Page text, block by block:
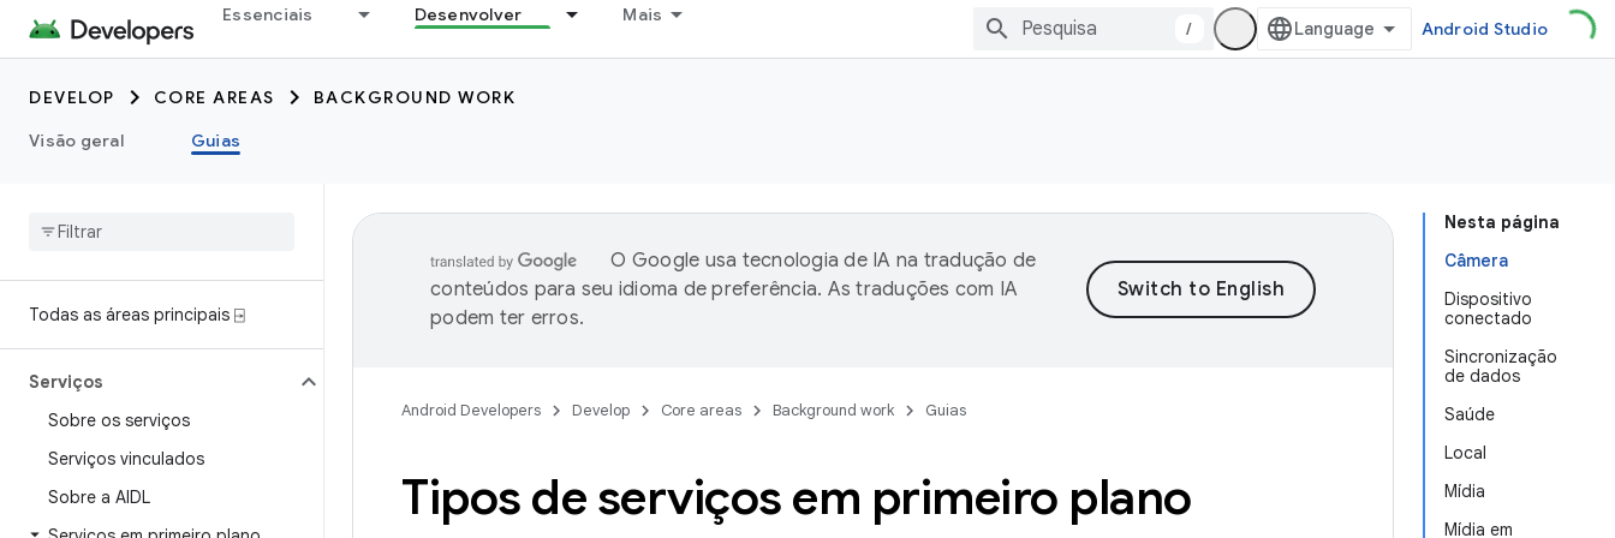
Essenciais Desenvolver Mais
/ Android Studio
DEVELOP CORE AREAS
BACKGROUND WORK
Visão geral
Guias
Todas as áreas principais ⍈
Serviços
Sobre os serviços
Serviços vinculados
Sobre a AIDL
Nesta página
Câmera
Dispositivo
conectado
Sincronização
de dados
Saúde
Local
Mídia
Mídia em
O Google usa tecnologia de IA na tradução de
conteúdos para seu idioma de preferência. As traduções com IA
podem ter erros.
Android Developers Develop Core areas Background work Guias
Tipos de serviços em primeiro plano